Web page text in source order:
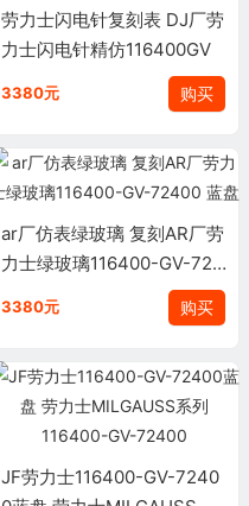
劳力士闪电针复刻表 DJ厂劳
力士闪电针精仿116400GV
3380元 购买
ar厂仿表绿玻璃 复刻AR厂劳
力士绿玻璃116400-GV-724
3380元 购买
JF劳力士116400-GV-7240